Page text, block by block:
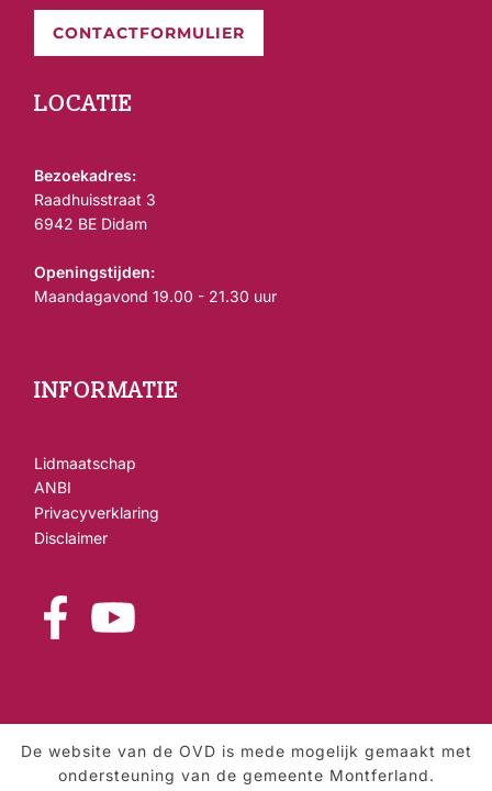
CONTACTFORMULIER
LOCATIE
Bezoekadres:
Raadhuisstraat 3
6942 BE Didam
Openingstijden:
Maandagavond 19.00 - 21.30 uur
INFORMATIE
Lidmaatschap
ANBI
Privacyverklaring
Disclaimer
De website van de OVD is mede mogelijk gemaakt met
ondersteuning van de gemeente Montferland.